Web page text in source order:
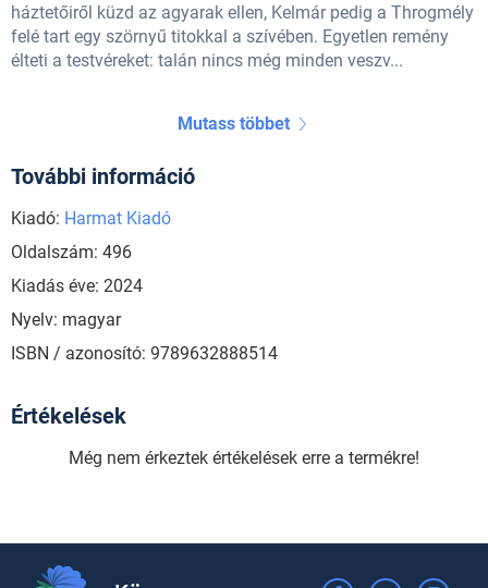
háztetőiről küzd az agyarak ellen, Kelmár pedig a Throgmély
felé tart egy szörnyű titokkal a szívében. Egyetlen remény
élteti a testvéreket: talán nincs még minden veszv...
Mutass többet
További információ
Kiadó: Harmat Kiadó
Oldalszám: 496
Kiadás éve: 2024
Nyelv: magyar
ISBN / azonosító: 9789632888514
Értékelések
Még nem érkeztek értékelések erre a termékre!